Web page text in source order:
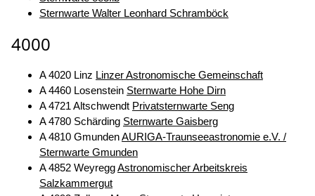
Sternwarte Walter Leonhard Schramböck
4000
A 4020 Linz Linzer Astronomische Gemeinschaft
A 4460 Losenstein Sternwarte Hohe Dirn
A 4721 Altschwendt Privatsternwarte Seng
A 4780 Schärding Sternwarte Gaisberg
A 4810 GmundenAURIGA-Traunseeastronomie e.V. /
Sternwarte Gmunden
A 4852 WeyreggAstronomischer Arbeitskreis
Salzkammergut